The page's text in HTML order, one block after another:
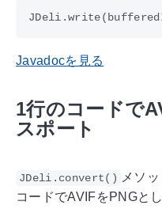
Javadocを見る
1行のコードで
スポート
JDeli.convert() メソ
コードでAVIFをPNGと